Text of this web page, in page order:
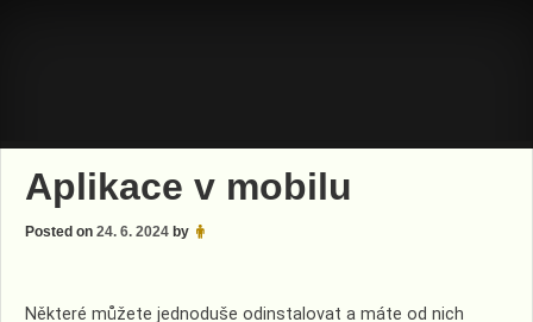
Aplikace v mobilu
Posted on 24. 6. 2024 by
Některé můžete jednoduše odinstalovat a máte od nich